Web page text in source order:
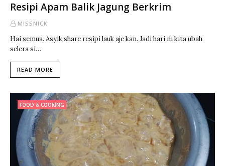
Resipi Apam Balik Jagung Berkrim
MISSNICK
Hai semua. Asyik share resipi lauk aje kan. Jadi hari ni kita ubah
selera si…
READ MORE
FOOD & COOKING